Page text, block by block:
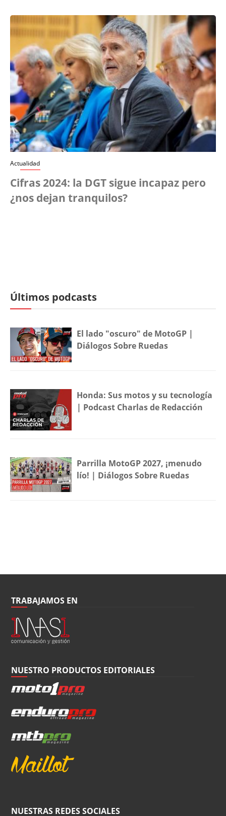
Actualidad
Cifras 2024: la DGT sigue incapaz pero
¿nos dejan tranquilos?
Últimos podcasts
El lado "oscuro" de MotoGP |
Diálogos Sobre Ruedas
Honda: Sus motos y su tecnología
| Podcast Charlas de Redacción
Parrilla MotoGP 2027, ¡menudo
lío! | Diálogos Sobre Ruedas
TRABAJAMOS EN
NUESTRO PRODUCTOS EDITORIALES
NUESTRAS REDES SOCIALES